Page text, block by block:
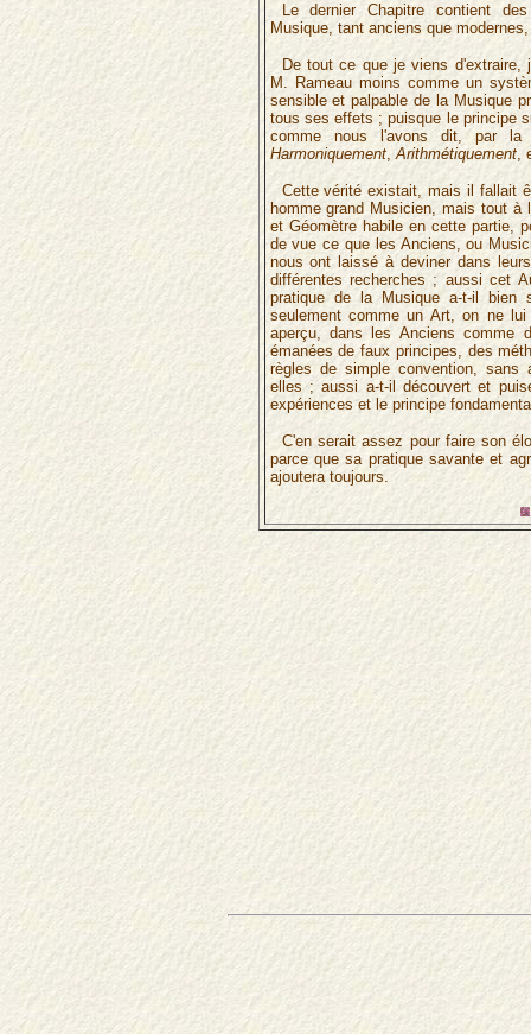
Le dernier Chapitre contient
Musique, tant anciens que
De tout ce que je viens d'extraire,
M. Rameau moins comme un
sensible et palpable de la Musique
tous ses effets ; puisque le principe
comme nous l'avons dit, par
Harmoniquement,Arithmétiquement,
Cette vérité existait, mais il fallait
homme grand Musicien, mais tout
et Géomètre habile en cette partie,
de vue ce que les Anciens, ou
nous ont laissé à deviner dans
différentes recherches ; aussi cet
pratique de la Musique a-t-il bien
seulement comme un Art, on ne
aperçu, dans les Anciens comme
émanées de faux principes, des
règles de simple convention, sans
elles ; aussi a-t-il découvert et
expériences et le principe
C'en serait assez pour faire son
parce que sa pratique savante et
ajoutera toujours.